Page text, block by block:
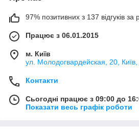
97% позитивних з 137 відгуків за
Працює з 06.01.2015
м. Київ
ул. Молодогвардейская, 20, Київ,
Контакти
Сьогодні працює з 09:00 до
Показати весь графік роботи